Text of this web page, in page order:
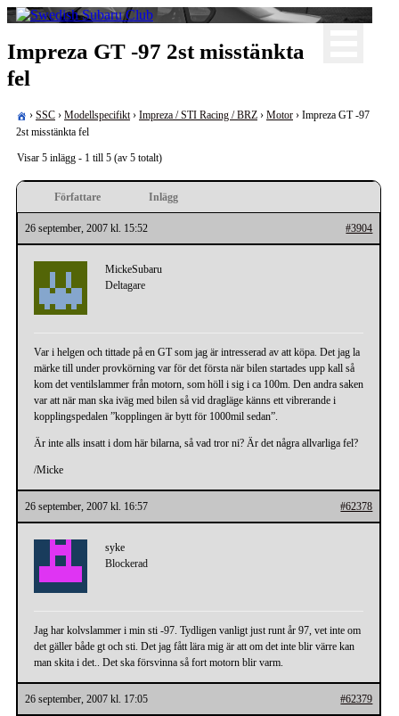
Skip
content
Swedish Subaru Club
För oss som älskar Subaru!
Impreza GT -97 2st misstänkta
fel
› SSC › Modellspecifikt › Impreza / STI Racing / BRZ › Motor › Impreza GT -97
2st misstänkta fel
Visar 5 inlägg - 1 till 5 (av 5 totalt)
Författare Inlägg
26 september, 2007 kl. 15:52 #3904
MickeSubaru
Deltagare
Var i helgen och tittade på en GT som jag är intresserad av att köpa. Det jag la
märke till under provkörning var för det första när bilen startades upp kall så
kom det ventilslammer från motorn, som höll i sig i ca 100m. Den andra saken
var att när man ska iväg med bilen så vid dragläge känns ett vibrerande i
kopplingspedalen ”kopplingen är bytt för 1000mil sedan”.
Är inte alls insatt i dom här bilarna, så vad tror ni? Är det några allvarliga fel?
/Micke
26 september, 2007 kl. 16:57 #62378
syke
Blockerad
Jag har kolvslammer i min sti -97. Tydligen vanligt just runt år 97, vet inte om
det gäller både gt och sti. Det jag fått lära mig är att om det inte blir värre kan
man skita i det.. Det ska försvinna så fort motorn blir varm.
26 september, 2007 kl. 17:05 #62379